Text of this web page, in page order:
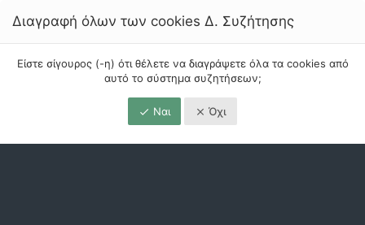
Διαγραφή όλων των cookies Δ. Συζήτησης
Είστε σίγουρος (-η) ότι θέλετε να διαγράψετε όλα τα cookies από
αυτό το σύστημα συζητήσεων;
Ναι Όχι